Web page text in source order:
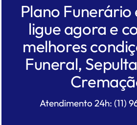
Plano Funerário
ligue agora e
melhores
Funeral,
Atendimento 24h: (11)